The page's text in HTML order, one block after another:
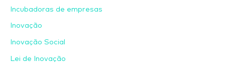
Incubadoras de empresas
Inovação
Inovação Social
Lei de Inovação